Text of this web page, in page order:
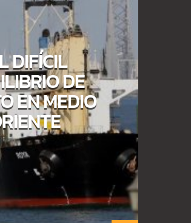
DIFÍCIL
DE
EN MEDIO